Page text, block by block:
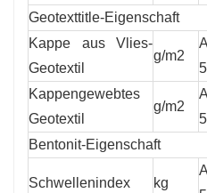
Geotexttitle-Eigenschaft
Kappe aus Vlies-
Geotextil
g/m2
Kappengewebtes
Geotextil
g/m2
Bentonit-Eigenschaft
Schwellenindex kg